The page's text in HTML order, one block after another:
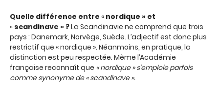
Quelle différence entre « nordique » et
« scandinave » ?La Scandinavie ne comprend que trois
pays : Danemark, Norvège, Suède. L’adjectif est donc plus
restrictif que « nordique ». Néanmoins, en pratique, la
distinction est peu respectée. Même l’Académie
française reconnaît que « nordique » s’emploie parfois
comme synonyme de « scandinave ».